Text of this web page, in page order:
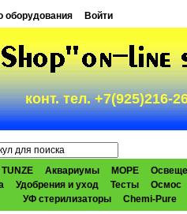
оборудования Войти
конт. тел. +7(925)216-
TUNZE Аквариумы МОРЕ
Удобрения и уход Тесты
Осмос
УФ стерилизаторы
Chemi-Pure